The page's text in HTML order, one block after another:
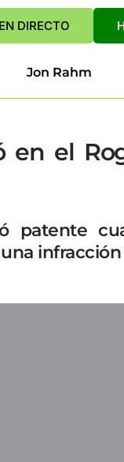
DIRECTO
Jon Rahm
en el
patente
infracción